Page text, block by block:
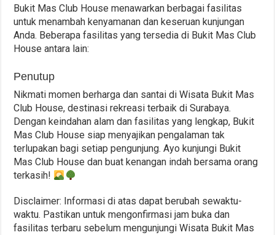
Bukit Mas Club House menawarkan berbagai fasilitas
untuk menambah kenyamanan dan keseruan kunjungan
Anda. Beberapa fasilitas yang tersedia di Bukit Mas Club
House antara lain:
Penutup
Nikmati momen berharga dan santai di Wisata Bukit Mas
Club House, destinasi rekreasi terbaik di Surabaya.
Dengan keindahan alam dan fasilitas yang lengkap, Bukit
Mas Club House siap menyajikan pengalaman tak
terlupakan bagi setiap pengunjung. Ayo kunjungi Bukit
Mas Club House dan buat kenangan indah bersama orang
terkasih!
Disclaimer: Informasi di atas dapat berubah sewaktu-
waktu. Pastikan untuk mengonfirmasi jam buka dan
fasilitas terbaru sebelum mengunjungi Wisata Bukit Mas